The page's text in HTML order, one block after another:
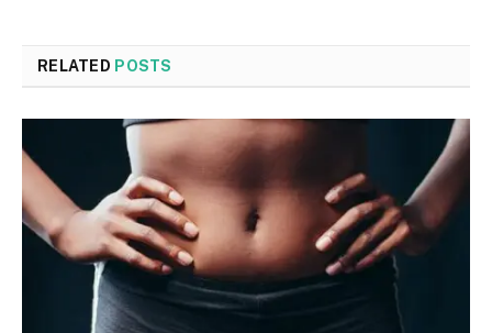
RELATED POSTS